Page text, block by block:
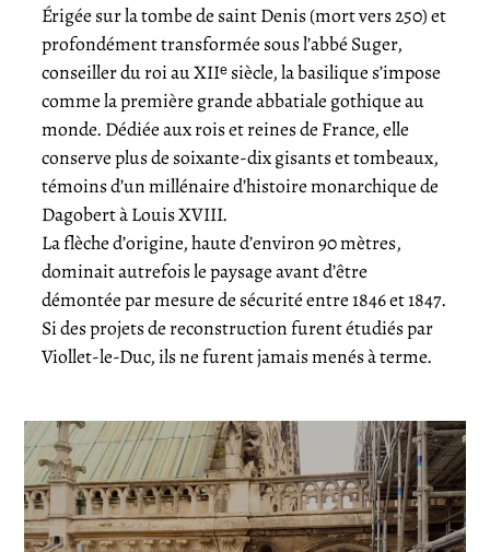
Érigée sur la tombe de saint Denis (mort vers 250) et
profondément transformée sous l’abbé Suger,
conseiller du roi au XIIᵉ siècle, la basilique s’impose
comme la première grande abbatiale gothique au
monde. Dédiée aux rois et reines de France, elle
conserve plus de soixante-dix gisants et tombeaux,
témoins d’un millénaire d’histoire monarchique de
Dagobert à Louis XVIII.
La flèche d’origine, haute d’environ 90 mètres,
dominait autrefois le paysage avant d’être
démontée par mesure de sécurité entre 1846 et 1847.
Si des projets de reconstruction furent étudiés par
Viollet-le-Duc, ils ne furent jamais menés à terme.